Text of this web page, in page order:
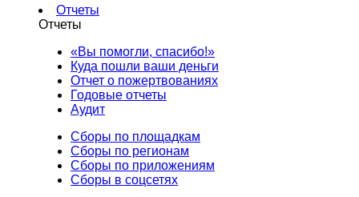
Отчеты
Отчеты
«Вы помогли, спасибо!»
Куда пошли ваши деньги
Отчет о пожертвованиях
Годовые отчеты
Аудит
Сборы по площадкам
Сборы по регионам
Сборы по приложениям
Сборы в соцсетях